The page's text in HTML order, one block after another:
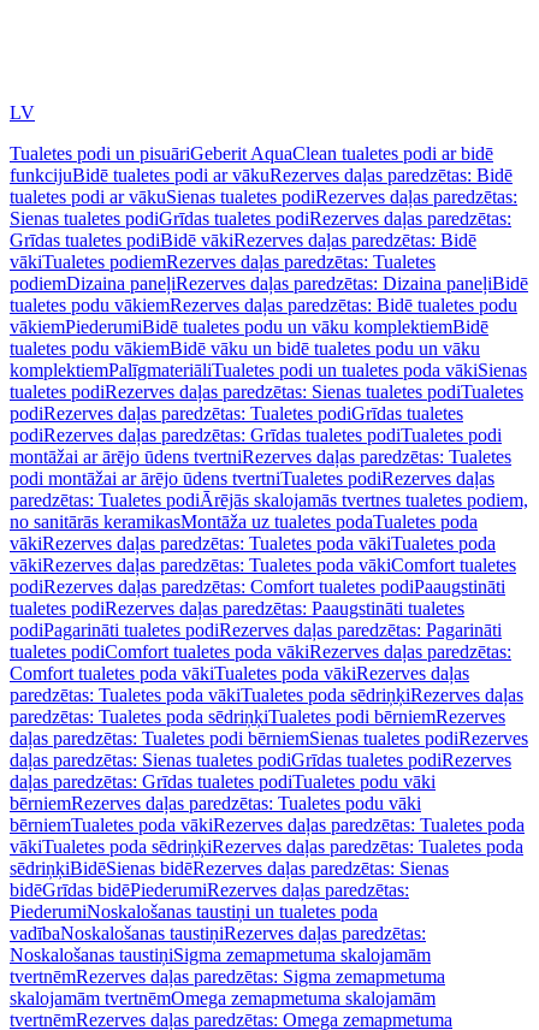
LV
Tualetes podi un pisuāriGeberit AquaClean tualetes podi ar bidē
funkcijuBidē tualetes podi ar vākuRezerves daļas paredzētas: Bidē
tualetes podi ar vākuSienas tualetes podiRezerves daļas paredzētas:
Sienas tualetes podiGrīdas tualetes podiRezerves daļas paredzētas:
Grīdas tualetes podiBidē vākiRezerves daļas paredzētas: Bidē
vākiTualetes podiemRezerves daļas paredzētas: Tualetes
podiemDizaina paneļiRezerves daļas paredzētas: Dizaina paneļiBidē
tualetes podu vākiemRezerves daļas paredzētas: Bidē tualetes podu
vākiemPiederumiBidē tualetes podu un vāku komplektiemBidē
tualetes podu vākiemBidē vāku un bidē tualetes podu un vāku
komplektiemPalīgmateriāliTualetes podi un tualetes poda vākiSienas
tualetes podiRezerves daļas paredzētas: Sienas tualetes podiTualetes
podiRezerves daļas paredzētas: Tualetes podiGrīdas tualetes
podiRezerves daļas paredzētas: Grīdas tualetes podiTualetes podi
montāžai ar ārējo ūdens tvertniRezerves daļas paredzētas: Tualetes
podi montāžai ar ārējo ūdens tvertniTualetes podiRezerves daļas
paredzētas: Tualetes podiĀrējās skalojamās tvertnes tualetes podiem,
no sanitārās keramikasMontāža uz tualetes podaTualetes poda
vākiRezerves daļas paredzētas: Tualetes poda vākiTualetes poda
vākiRezerves daļas paredzētas: Tualetes poda vākiComfort tualetes
podiRezerves daļas paredzētas: Comfort tualetes podiPaaugstināti
tualetes podiRezerves daļas paredzētas: Paaugstināti tualetes
podiPagarināti tualetes podiRezerves daļas paredzētas: Pagarināti
tualetes podiComfort tualetes poda vākiRezerves daļas paredzētas:
Comfort tualetes poda vākiTualetes poda vākiRezerves daļas
paredzētas: Tualetes poda vākiTualetes poda sēdriņķiRezerves daļas
paredzētas: Tualetes poda sēdriņķiTualetes podi bērniemRezerves
daļas paredzētas: Tualetes podi bērniemSienas tualetes podiRezerves
daļas paredzētas: Sienas tualetes podiGrīdas tualetes podiRezerves
daļas paredzētas: Grīdas tualetes podiTualetes podu vāki
bērniemRezerves daļas paredzētas: Tualetes podu vāki
bērniemTualetes poda vākiRezerves daļas paredzētas: Tualetes poda
vākiTualetes poda sēdriņķiRezerves daļas paredzētas: Tualetes poda
sēdriņķiBidēSienas bidēRezerves daļas paredzētas: Sienas
bidēGrīdas bidēPiederumiRezerves daļas paredzētas:
PiederumiNoskalošanas taustiņi un tualetes poda
vadībaNoskalošanas taustiņiRezerves daļas paredzētas:
Noskalošanas taustiņiSigma zemapmetuma skalojamām
tvertnēmRezerves daļas paredzētas: Sigma zemapmetuma
skalojamām tvertnēmOmega zemapmetuma skalojamām
tvertnēmRezerves daļas paredzētas: Omega zemapmetuma